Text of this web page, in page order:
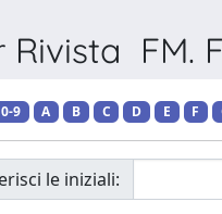
FM.
0-9 A B C D E F
le iniziali: